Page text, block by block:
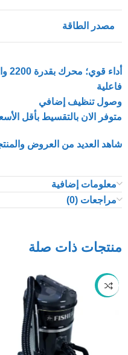
مصدر الطاقة
فاعلية
وصول تنظيف إضافي
متوفر الان بالتقسيط بأقل
شاهد العديد من العروض
معلومات إضافية
مراجعات (0)
منتجات ذات صلة
-59%